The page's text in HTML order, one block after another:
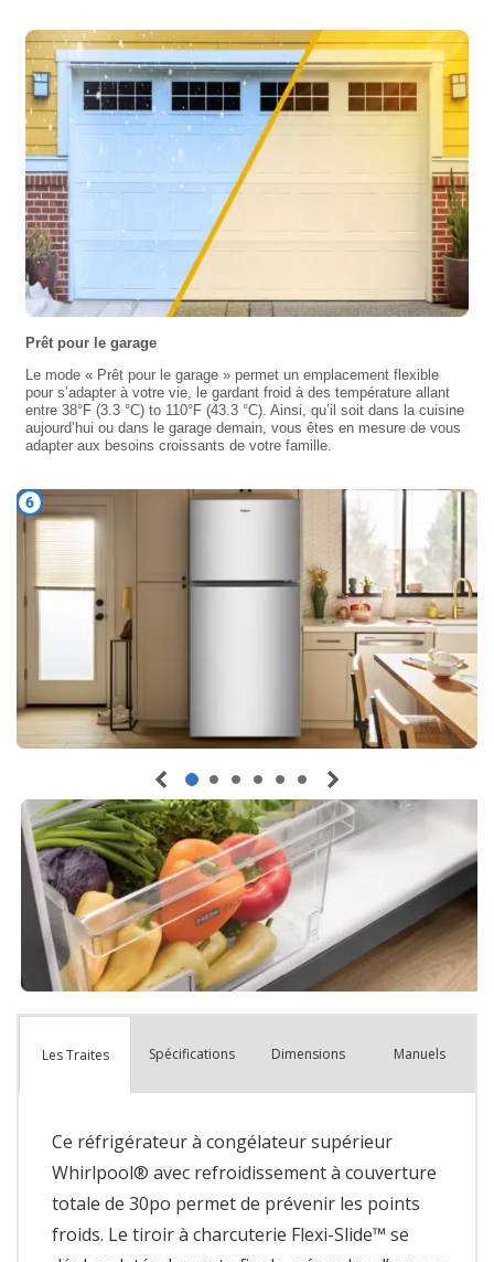
Les Traites Spécifications Dimensions Manuels
Ce réfrigérateur à congélateur supérieur
Whirlpool® avec refroidissement à couverture
totale de 30po permet de prévenir les points
froids. Le tiroir à charcuterie Flexi-Slide™ se